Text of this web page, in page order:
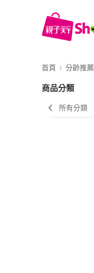
首頁 分齡推薦
商品分類
所有分類